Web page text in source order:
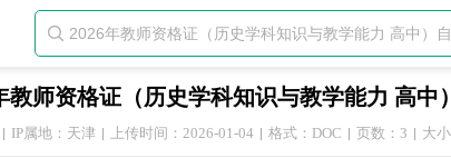

教师资格证（历史学科知识与教学能力 高中
IP属地：天津 上传时间：2026-01-04 格式：DOC 页数：3 大